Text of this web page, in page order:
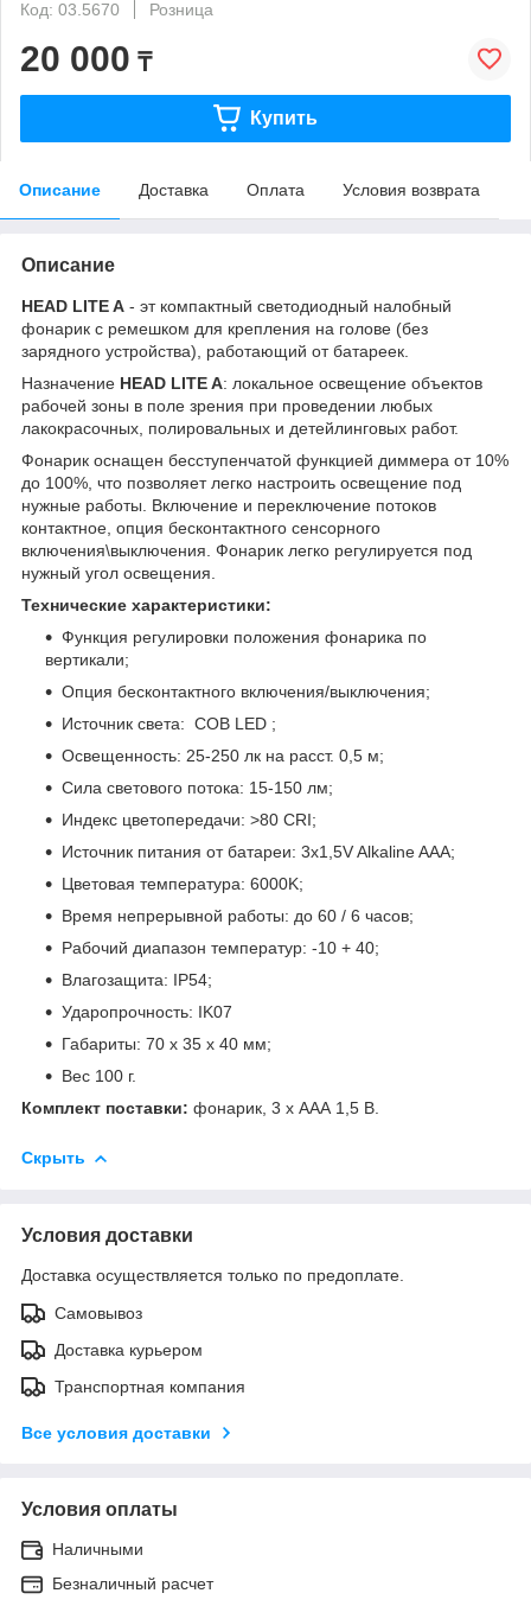
Код: 03.5670
Розница
20 000 ₸
Купить
Описание Доставка Оплата Условия возврата
Описание
HEAD LITE A - эт компактный светодиодный налобный
фонарик с ремешком для крепления на голове (без
зарядного устройства), работающий от батареек.
Назначение HEAD LITE A: локальное освещение объектов
рабочей зоны в поле зрения при проведении любых
лакокрасочных, полировальных и детейлинговых работ.
Фонарик оснащен бесступенчатой функцией диммера от 10%
до 100%, что позволяет легко настроить освещение под
нужные работы. Включение и переключение потоков
контактное, опция бесконтактного сенсорного
включения\выключения. Фонарик легко регулируется под
нужный угол освещения.
Технические характеристики:
Функция регулировки положения фонарика по
вертикали;
Опция бесконтактного включения/выключения;
Источник света: COB LED ;
Освещенность: 25-250 лк на расст. 0,5 м;
Сила светового потока: 15-150 лм;
Индекс цветопередачи: >80 CRI;
Источник питания от батареи: 3x1,5V Alkaline AAA;
Цветовая температура: 6000K;
Время непрерывной работы: до 60 / 6 часов;
Рабочий диапазон температур: -10 + 40;
Влагозащита: IP54;
Ударопрочность: IK07
Габариты: 70 х 35 х 40 мм;
Вес 100 г.
Комплект поставки: фонарик, 3 x ААА 1,5 В.
Скрыть
Условия доставки
Доставка осуществляется только по предоплате.
Самовывоз
Доставка курьером
Транспортная компания
Все условия доставки
Условия оплаты
Наличными
Безналичный расчет